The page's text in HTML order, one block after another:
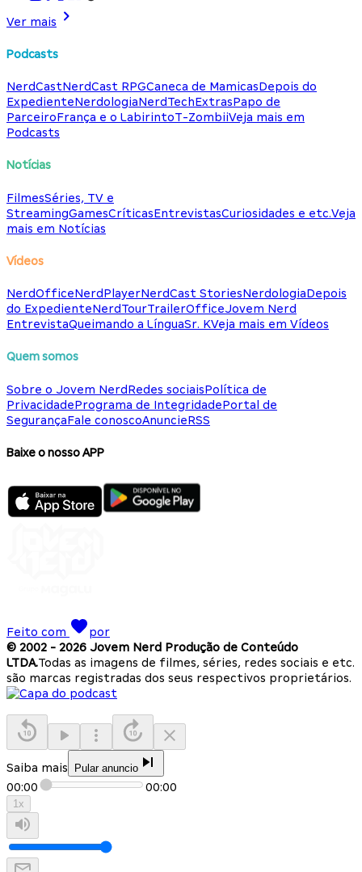
Ver mais
Podcasts
NerdCastNerdCast RPGCaneca de MamicasDepois do
ExpedienteNerdologiaNerdTechExtrasPapo de
ParceiroFrança e o LabirintoT-ZombiiVeja mais em
Podcasts
Notícias
FilmesSéries, TV e
StreamingGamesCríticasEntrevistasCuriosidades e etc.Veja
mais em Notícias
Vídeos
NerdOfficeNerdPlayerNerdCast StoriesNerdologiaDepois
do ExpedienteNerdTourTrailerOfficeJovem Nerd
EntrevistaQueimando a LínguaSr. KVeja mais em Vídeos
Quem somos
Sobre o Jovem NerdRedes sociaisPolítica de
PrivacidadePrograma de IntegridadePortal de
SegurançaFale conoscoAnuncieRSS
Baixe o nosso APP
Feito com
por
© 2002 - 2026 Jovem Nerd Produção de Conteúdo
LTDA.Todas as imagens de filmes, séries, redes sociais e etc.
são marcas registradas dos seus respectivos proprietários.
Saiba mais Pular anuncio
00:00 00:00
1x